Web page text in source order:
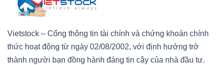
Vietstock – Cổng thông tin tài chính và chứng khoán chính
thức hoạt động từ ngày 02/08/2002, với định hướng trở
thành người bạn đồng hành đáng tin cậy của nhà đầu tư.